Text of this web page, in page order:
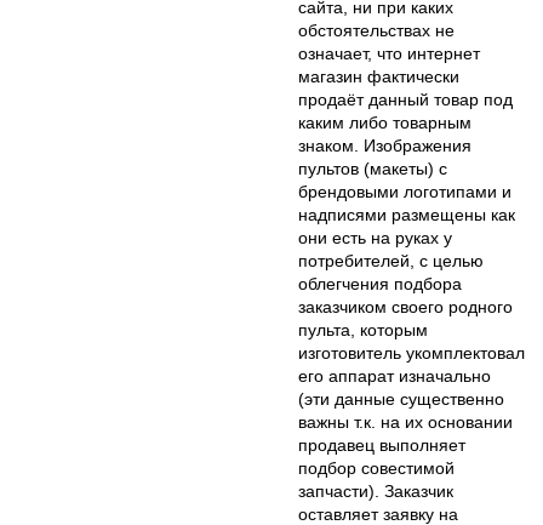
сайта, ни при каких
обстоятельствах не
означает, что интернет
магазин фактически
продаёт данный товар под
каким либо товарным
знаком. Изображения
пультов (макеты) с
брендовыми логотипами и
надписями размещены как
они есть на руках у
потребителей, с целью
облегчения подбора
заказчиком своего родного
пульта, которым
изготовитель укомплектовал
его аппарат изначально
(эти данные существенно
важны т.к. на их основании
продавец выполняет
подбор совестимой
запчасти). Заказчик
оставляет заявку на